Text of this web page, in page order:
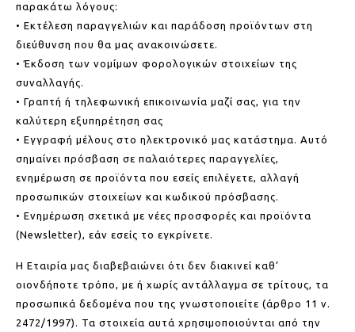
παρακάτω λόγους:
• Εκτέλεση παραγγελιών και παράδοση προϊόντων στη
διεύθυνση που θα μας ανακοινώσετε.
• Έκδοση των νομίμων φορολογικών στοιχείων της
συναλλαγής.
• Γραπτή ή τηλεφωνική επικοινωνία μαζί σας, για την
καλύτερη εξυπηρέτηση σας
• Εγγραφή μέλους στο ηλεκτρονικό μας κατάστημα. Αυτό
σημαίνει πρόσβαση σε παλαιότερες παραγγελίες,
ενημέρωση σε προϊόντα που εσείς επιλέγετε, αλλαγή
προσωπικών στοιχείων και κωδικού πρόσβασης.
• Ενημέρωση σχετικά με νέες προσφορές και προϊόντα
(Newsletter), εάν εσείς το εγκρίνετε.
Η Εταιρία μας διαβεβαιώνει ότι δεν διακινεί καθ’
οιονδήποτε τρόπο, με ή χωρίς αντάλλαγμα σε τρίτους, τα
προσωπικά δεδομένα που της γνωστοποιείτε (άρθρο 11 ν.
2472/1997). Τα στοιχεία αυτά χρησιμοποιούνται από την